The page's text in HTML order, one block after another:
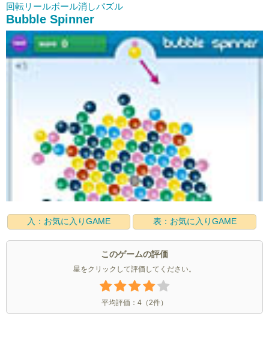
回転リールボール消しパズル
Bubble Spinner
入：お気に入りGAME 表：お気に入りGAME
このゲームの評価
星をクリックして評価してください。
平均評価： 4 （2件）